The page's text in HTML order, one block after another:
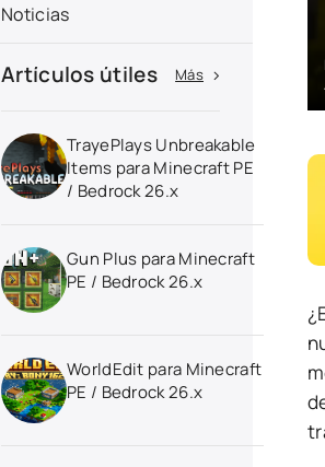
Noticias
Artículos útiles Más
TrayePlays Unbreakable
Items para Minecraft PE
/ Bedrock 26.x
Gun Plus para Minecraft
PE / Bedrock 26.x
WorldEdit para Minecraft
PE / Bedrock 26.x